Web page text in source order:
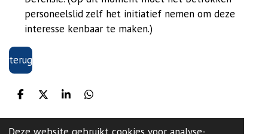
personeelslid zelf het initiatief nemen om deze
interesse kenbaar te maken.)
terug
D
l
e
D
e
l
S
a
r
D
l
e